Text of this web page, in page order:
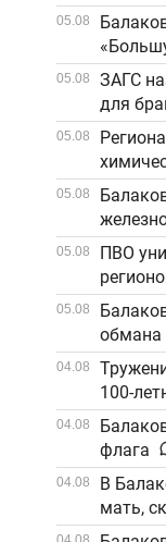
05.08
05.08
ЗАГС
для
05.08
05.08
05.08
ПВО
05.08
обмана
04.08
100-
04.08
флага
04.08
В
мать,